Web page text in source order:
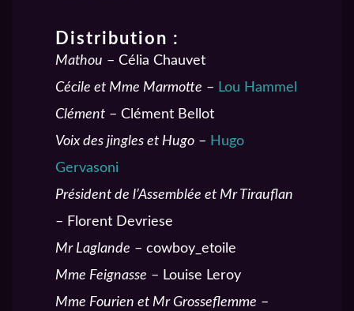
Distribution :
Mathou – Célia Chauvet
Cécile et Mme Marmotte – Lou Hammel
Clément – Clément Bellot
Voix des jingles et Hugo – Hugo
Gervasoni
Président de l’Assemblée et Mr Tirauflan
– Florent Devriese
Mr Laglande – cowboy_etoile
Mme Feignasse – Louise Leroy
Mme Fourien et Mr Grosseflemme –